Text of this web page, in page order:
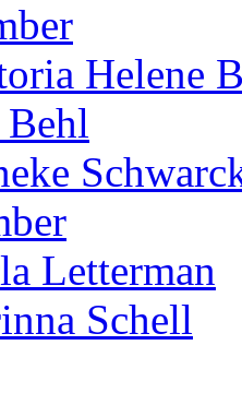
Helene
Letterman
Schell